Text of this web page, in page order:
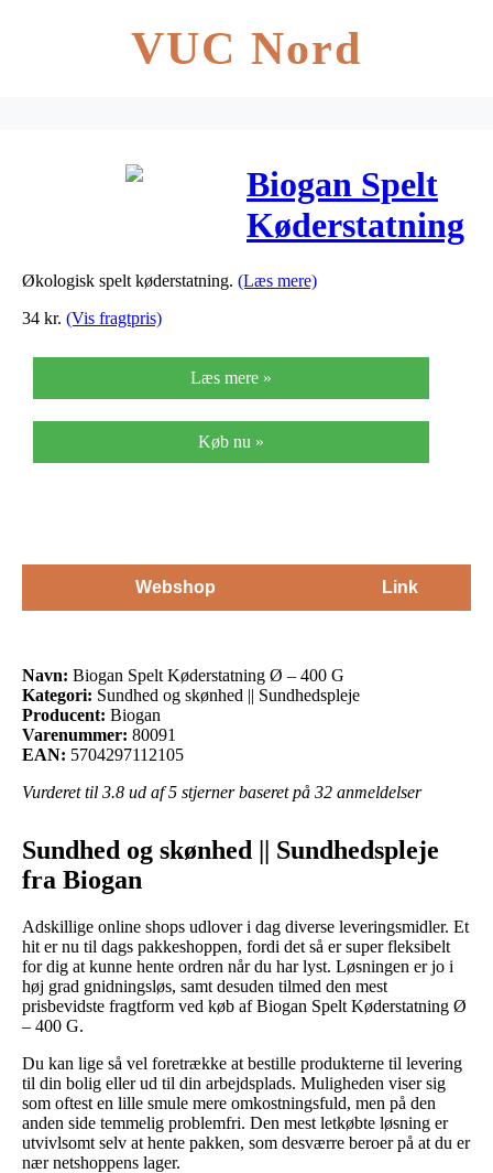
VUC Nord
Biogan Spelt
Køderstatning
Ø – 400 G
Økologisk spelt køderstatning. (Læs mere)
34 kr. (Vis fragtpris)
Læs mere »
Køb nu »
Webshop Link
Navn: Biogan Spelt Køderstatning Ø – 400 G
Kategori: Sundhed og skønhed || Sundhedspleje
Producent: Biogan
Varenummer: 80091
EAN: 5704297112105
Vurderet til 3.8 ud af 5 stjerner baseret på 32 anmeldelser
Sundhed og skønhed || Sundhedspleje
fra Biogan
Adskillige online shops udlover i dag diverse leveringsmidler. Et
hit er nu til dags pakkeshoppen, fordi det så er super fleksibelt
for dig at kunne hente ordren når du har lyst. Løsningen er jo i
høj grad gnidningsløs, samt desuden tilmed den mest
prisbevidste fragtform ved køb af Biogan Spelt Køderstatning Ø
– 400 G.
Du kan lige så vel foretrække at bestille produkterne til levering
til din bolig eller ud til din arbejdsplads. Muligheden viser sig
som oftest en lille smule mere omkostningsfuld, men på den
anden side temmelig problemfri. Den mest letkøbte løsning er
utvivlsomt selv at hente pakken, som desværre beroer på at du er
nær netshoppens lager.